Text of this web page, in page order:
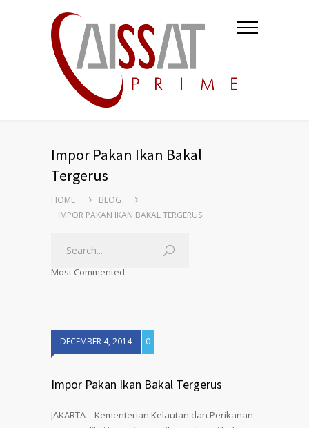
Impor Pakan Ikan Bakal
Tergerus
HOME
BLOG
IMPOR PAKAN IKAN BAKAL TERGERUS
Most Commented
DECEMBER 4, 2014 0
Impor Pakan Ikan Bakal Tergerus
JAKARTA—Kementerian Kelautan dan Perikanan